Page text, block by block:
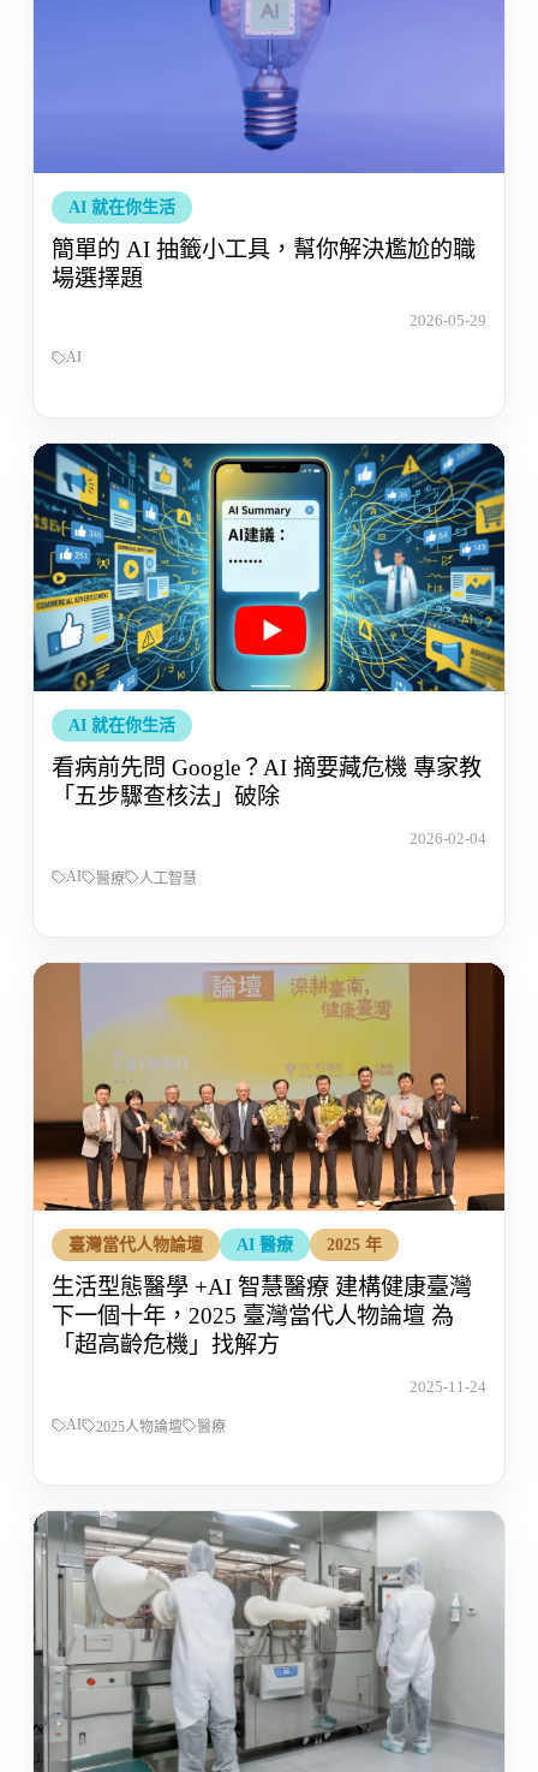
AI 就在你生活
簡單的 AI 抽籤小工具，幫你解決尷尬的職
場選擇題
2026-05-29
AI
AI 就在你生活
看病前先問 Google？AI 摘要藏危機 專家教
「五步驟查核法」破除
2026-02-04
AI 醫療 人工智慧
臺灣當代人物論壇 AI 醫療 2025 年
生活型態醫學 +AI 智慧醫療 建構健康臺灣
下一個十年，2025 臺灣當代人物論壇 為
「超高齡危機」找解方
2025-11-24
AI 2025人物論壇 醫療